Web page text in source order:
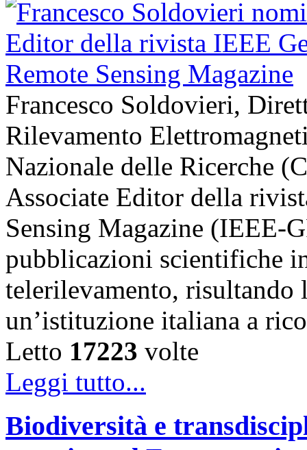
Francesco Soldovieri,
Rilevamento
Nazionale delle Ricerche
Associate Editor della
Sensing Magazine (IEEE-
pubblicazioni scientifiche
telerilevamento, risultando
un’istituzione italiana a
Letto 17223 volte
Leggi tutto...
Biodiversità e